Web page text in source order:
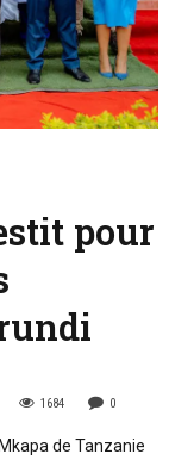
pour
1684 0
de Tanzanie